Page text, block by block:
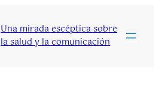
Una mirada escéptica sobre
la salud y la comunicación